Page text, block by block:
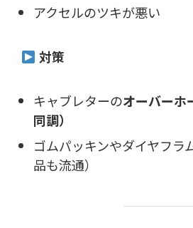
アクセルのツキが悪い
対策
キャブレターのオーバーホ
同調）
ゴムパッキンやダイヤフラ
品も流通）